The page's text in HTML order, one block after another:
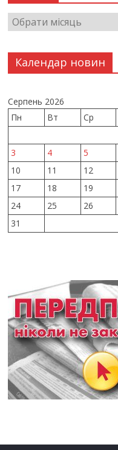
Календар новин
Серпень 2026
Пн
Вт Ср
3
4 5
10
11 12
17
18 19
24
25 26
31